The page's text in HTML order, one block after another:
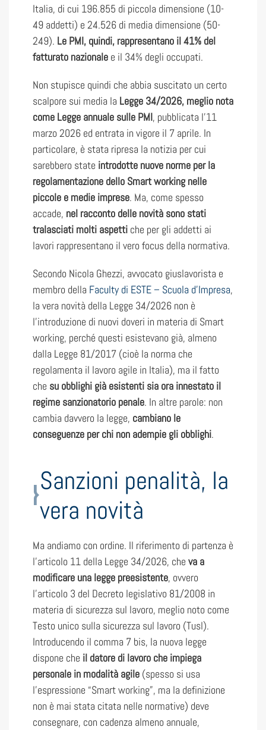
Italia, di cui 196.855 di piccola dimensione (10-
49 addetti) e 24.526 di media dimensione (50-
249). Le PMI, quindi, rappresentano il 41% del
fatturato nazionale e il 34% degli occupati.
Non stupisce quindi che abbia suscitato un certo
scalpore sui media la Legge 34/2026, meglio nota
come Legge annuale sulle PMI, pubblicata l’11
marzo 2026 ed entrata in vigore il 7 aprile. In
particolare, è stata ripresa la notizia per cui
sarebbero state introdotte nuove norme per la
regolamentazione dello Smart working nelle
piccole e medie imprese. Ma, come spesso
accade, nel racconto delle novità sono stati
tralasciati molti aspetti che per gli addetti ai
lavori rappresentano il vero focus della normativa.
Secondo Nicola Ghezzi, avvocato giuslavorista e
membro della Faculty di ESTE – Scuola d’Impresa,
la vera novità della Legge 34/2026 non è
l’introduzione di nuovi doveri in materia di Smart
working, perché questi esistevano già, almeno
dalla Legge 81/2017 (cioè la norma che
regolamenta il lavoro agile in Italia), ma il fatto
che su obblighi già esistenti sia ora innestato il
regime sanzionatorio penale. In altre parole: non
cambia davvero la legge, cambiano le
conseguenze per chi non adempie gli obblighi.
Sanzioni penalità, la
vera novità
Ma andiamo con ordine. Il riferimento di partenza è
l’articolo 11 della Legge 34/2026, che va a
modificare una legge preesistente, ovvero
l’articolo 3 del Decreto legislativo 81/2008 in
materia di sicurezza sul lavoro, meglio noto come
Testo unico sulla sicurezza sul lavoro (Tusl).
Introducendo il comma 7 bis, la nuova legge
dispone che il datore di lavoro che impiega
personale in modalità agile (spesso si usa
l’espressione “Smart working”, ma la definizione
non è mai stata citata nelle normative) deve
consegnare, con cadenza almeno annuale,